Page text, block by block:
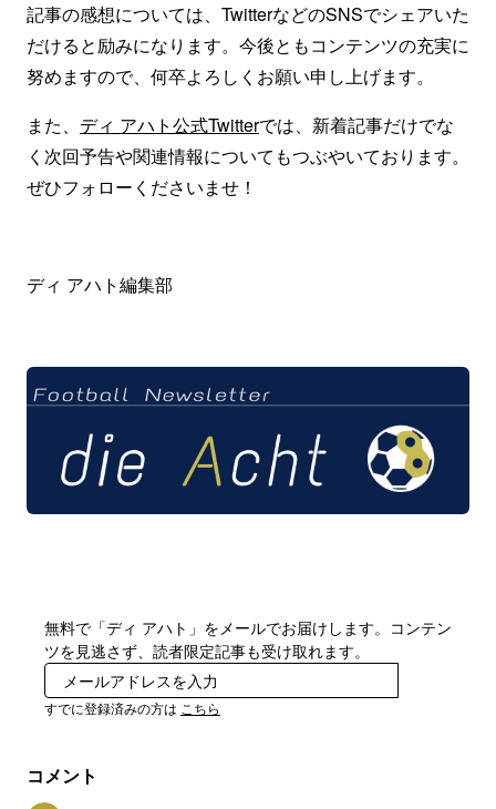
記事の感想については、TwitterなどのSNSでシェアいた
だけると励みになります。今後ともコンテンツの充実に
努めますので、何卒よろしくお願い申し上げます。
また、 ディ アハト公式Twitterでは、新着記事だけでな
く次回予告や関連情報についてもつぶやいております。
ぜひフォローくださいませ！
ディ アハト編集部
無料で「ディ アハト」をメールでお届けします。コンテン
ツを見逃さず、読者限定記事も受け取れます。
すでに登録済みの方は こちら
コメント